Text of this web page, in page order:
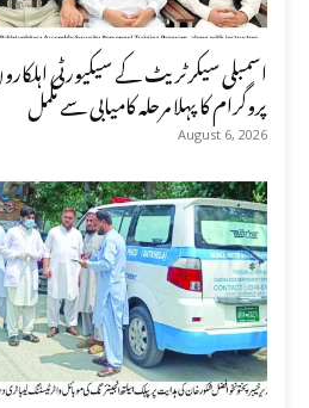
اسمبلی سیکرٹریٹ کے سیکیورٹی
پروگرام کا پہلا مرحلہ کامیابی سے مکمل
August 6, 2026